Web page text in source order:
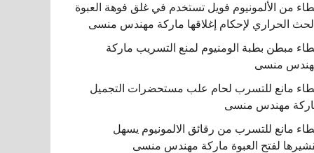
من الألمونيوم فويل تستخدم في غلق فوهة العبوة
الحراري لإحكام إغلاقها ماركة مهندس منسى
مبطن بطبة الومنيوم لمنع التسريب ماركة
منسى
مانع للتسرب لحام علب مستحضرات التجميل
مهندس منسى
مانع للتسرب من رقائق الالمونيوم يسهل
لفتح العبوة ماركة مهندس منسى